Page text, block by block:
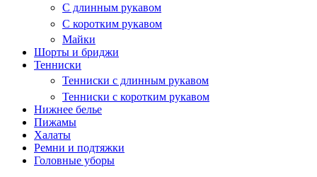
С длинным рукавом
С коротким рукавом
Майки
Шорты и бриджи
Тенниски
Тенниски с длинным рукавом
Тенниски с коротким рукавом
Нижнее белье
Пижамы
Халаты
Ремни и подтяжки
Головные уборы